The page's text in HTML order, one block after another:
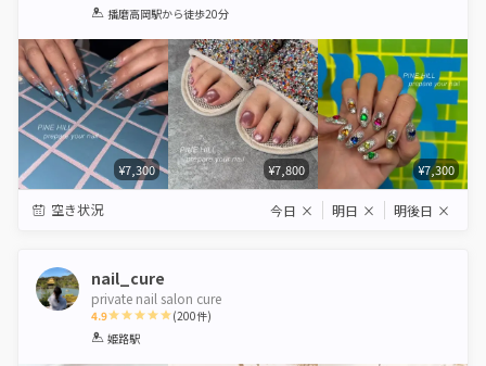
1 2 3 4 5
播磨高岡駅から徒歩20分
¥7,300 ¥7,800 ¥7,300
空き状況 今日 × 明日 × 明後日 ×
nail_cure
private nail salon cure
4.9
1 2 3
(200件)
姫路駅